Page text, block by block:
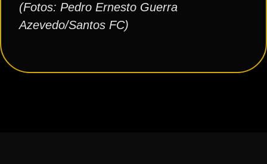
(Fotos: Pedro Ernesto Guerra
Azevedo/Santos FC)